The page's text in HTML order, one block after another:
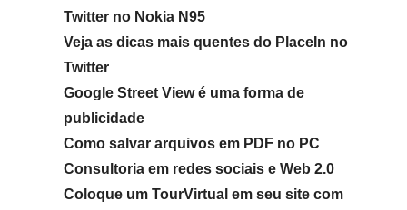
Twitter no Nokia N95
Veja as dicas mais quentes do PlaceIn no
Twitter
Google Street View é uma forma de
publicidade
Como salvar arquivos em PDF no PC
Consultoria em redes sociais e Web 2.0
Coloque um TourVirtual em seu site com